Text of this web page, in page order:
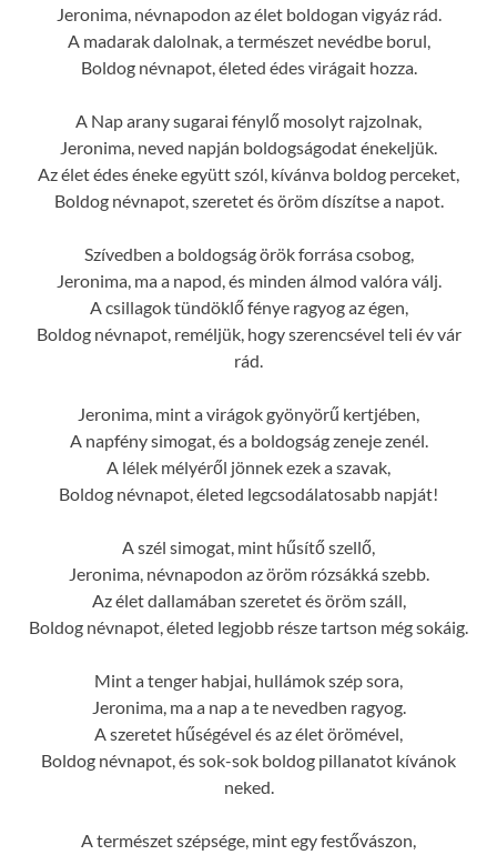
Jeronima, névnapodon az élet boldogan vigyáz rád.
A madarak dalolnak, a természet nevédbe borul,
Boldog névnapot, életed édes virágait hozza.
A Nap arany sugarai fénylő mosolyt rajzolnak,
Jeronima, neved napján boldogságodat énekeljük.
Az élet édes éneke együtt szól, kívánva boldog perceket,
Boldog névnapot, szeretet és öröm díszítse a napot.
Szívedben a boldogság örök forrása csobog,
Jeronima, ma a napod, és minden álmod valóra válj.
A csillagok tündöklő fénye ragyog az égen,
Boldog névnapot, reméljük, hogy szerencsével teli év vár
rád.
Jeronima, mint a virágok gyönyörű kertjében,
A napfény simogat, és a boldogság zeneje zenél.
A lélek mélyéről jönnek ezek a szavak,
Boldog névnapot, életed legcsodálatosabb napját!
A szél simogat, mint hűsítő szellő,
Jeronima, névnapodon az öröm rózsákká szebb.
Az élet dallamában szeretet és öröm száll,
Boldog névnapot, életed legjobb része tartson még sokáig.
Mint a tenger habjai, hullámok szép sora,
Jeronima, ma a nap a te nevedben ragyog.
A szeretet hűségével és az élet örömével,
Boldog névnapot, és sok-sok boldog pillanatot kívánok
neked.
A természet szépsége, mint egy festővászon,